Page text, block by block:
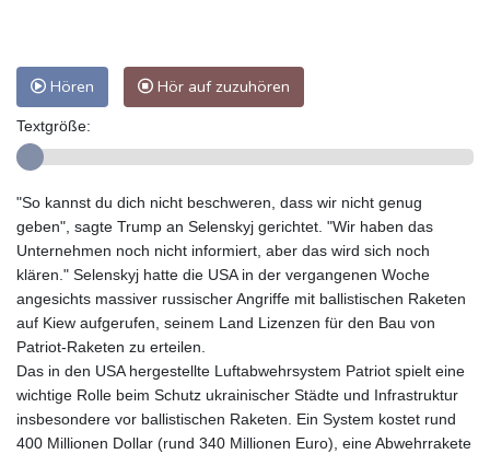
Hören Hör auf zuzuhören
Textgröße:
"So kannst du dich nicht beschweren, dass wir nicht genug
geben", sagte Trump an Selenskyj gerichtet. "Wir haben das
Unternehmen noch nicht informiert, aber das wird sich noch
klären." Selenskyj hatte die USA in der vergangenen Woche
angesichts massiver russischer Angriffe mit ballistischen Raketen
auf Kiew aufgerufen, seinem Land Lizenzen für den Bau von
Patriot-Raketen zu erteilen.
Das in den USA hergestellte Luftabwehrsystem Patriot spielt eine
wichtige Rolle beim Schutz ukrainischer Städte und Infrastruktur
insbesondere vor ballistischen Raketen. Ein System kostet rund
400 Millionen Dollar (rund 340 Millionen Euro), eine Abwehrrakete